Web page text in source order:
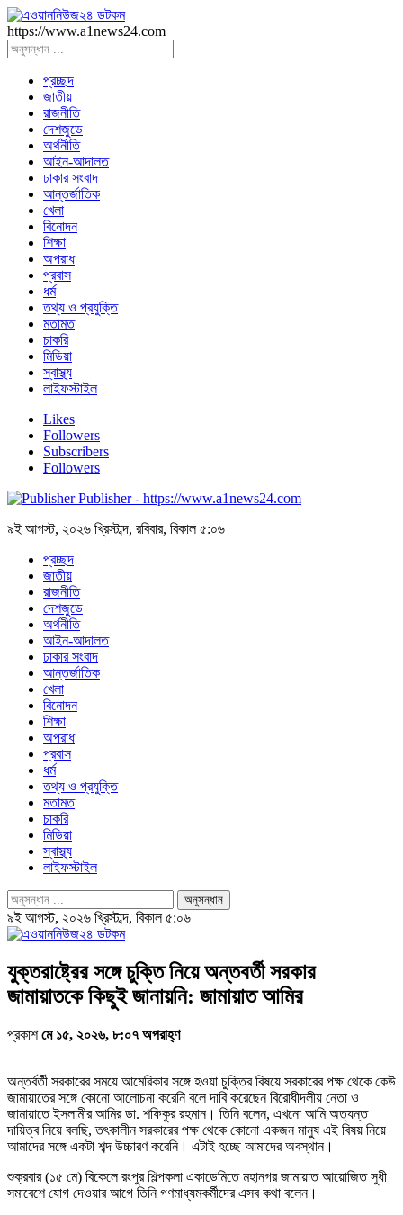
https://www.a1news24.com
প্রচ্ছদ
জাতীয়
রাজনীতি
দেশজুডে
অর্থনীতি
আইন-আদালত
ঢাকার সংবাদ
আন্তর্জাতিক
খেলা
বিনোদন
শিক্ষা
অপরাধ
প্রবাস
ধর্ম
তথ্য ও প্রযুক্তি
মতামত
চাকরি
মিডিয়া
স্বাস্থ্য
লাইফস্টাইল
Likes
Followers
Subscribers
Followers
Publisher - https://www.a1news24.com
৯ই আগস্ট, ২০২৬ খ্রিস্টাব্দ, রবিবার, বিকাল ৫:০৬
প্রচ্ছদ
জাতীয়
রাজনীতি
দেশজুডে
অর্থনীতি
আইন-আদালত
ঢাকার সংবাদ
আন্তর্জাতিক
খেলা
বিনোদন
শিক্ষা
অপরাধ
প্রবাস
ধর্ম
তথ্য ও প্রযুক্তি
মতামত
চাকরি
মিডিয়া
স্বাস্থ্য
লাইফস্টাইল
৯ই আগস্ট, ২০২৬ খ্রিস্টাব্দ, বিকাল ৫:০৬
যুক্তরাষ্ট্রের সঙ্গে চুক্তি নিয়ে অন্তবর্তী সরকার
জামায়াতকে কিছুই জানায়নি: জামায়াত আমির
প্রকাশমে ১৫, ২০২৬, ৮:০৭ অপরাহ্ণ
অন্তর্বর্তী সরকারের সময়ে আমেরিকার সঙ্গে হওয়া চুক্তির বিষয়ে সরকারের পক্ষ থেকে কেউ
জামায়াতের সঙ্গে কোনো আলোচনা করেনি বলে দাবি করেছেন বিরোধীদলীয় নেতা ও
জামায়াতে ইসলামীর আমির ডা. শফিকুর রহমান। তিনি বলেন, এখনো আমি অত্যন্ত
দায়িত্ব নিয়ে বলছি, তৎকালীন সরকারের পক্ষ থেকে কোনো একজন মানুষ এই বিষয় নিয়ে
আমাদের সঙ্গে একটা শব্দ উচ্চারণ করেনি। এটাই হচ্ছে আমাদের অবস্থান।
শুক্রবার (১৫ মে) বিকেলে রংপুর শিল্পকলা একাডেমিতে মহানগর জামায়াত আয়োজিত সুধী
সমাবেশে যোগ দেওয়ার আগে তিনি গণমাধ্যমকর্মীদের এসব কথা বলেন।